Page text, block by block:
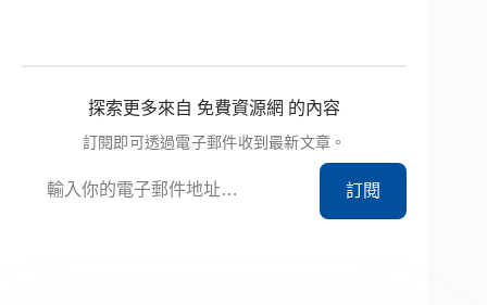
探索更多來自 免費資源網 的內容
訂閱即可透過電子郵件收到最新文章。
訂閱